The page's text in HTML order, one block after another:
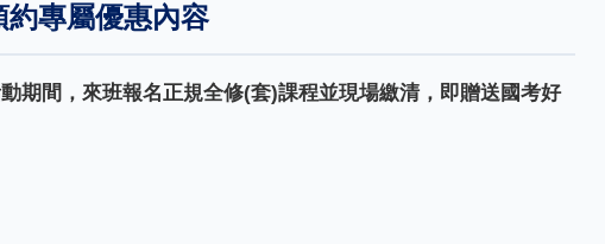
約專屬優惠內容
期間，來班報名正規全修(套)課程並現場繳清，即贈送國考好